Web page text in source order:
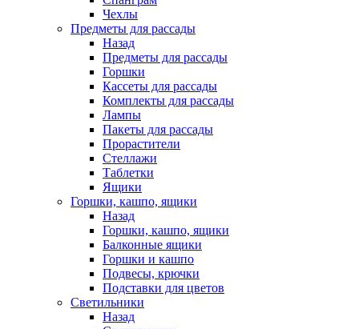
Чехлы
Предметы для рассады
Назад
Предметы для рассады
Горшки
Кассеты для рассады
Комплекты для рассады
Лампы
Пакеты для рассады
Прорастители
Стеллажи
Таблетки
Ящики
Горшки, кашпо, ящики
Назад
Горшки, кашпо, ящики
Балконные ящики
Горшки и кашпо
Подвесы, крючки
Подставки для цветов
Светильники
Назад